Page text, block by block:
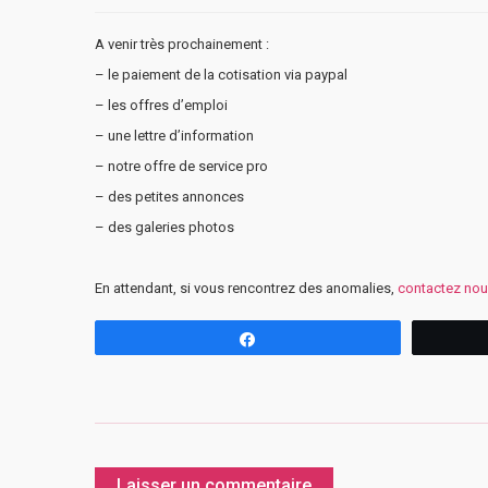
A venir très prochainement :
– le paiement de la cotisation via paypal
– les offres d’emploi
– une lettre d’information
– notre offre de service pro
– des petites annonces
– des galeries photos
En attendant, si vous rencontrez des anomalies, contactez